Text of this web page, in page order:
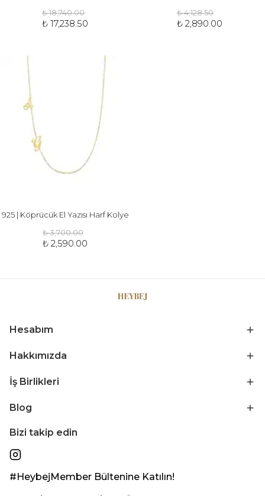
₺ 18,740.00
₺ 17,238.50
₺ 4,128.50
₺ 2,890.00
925 | Köprücük El Yazısı Harf Kolye
₺ 3,700.00
₺ 2,590.00
Hesabım
Hakkımızda
İş Birlikleri
Blog
Bizi takip edin
#HeybejMember Bültenine Katılın!